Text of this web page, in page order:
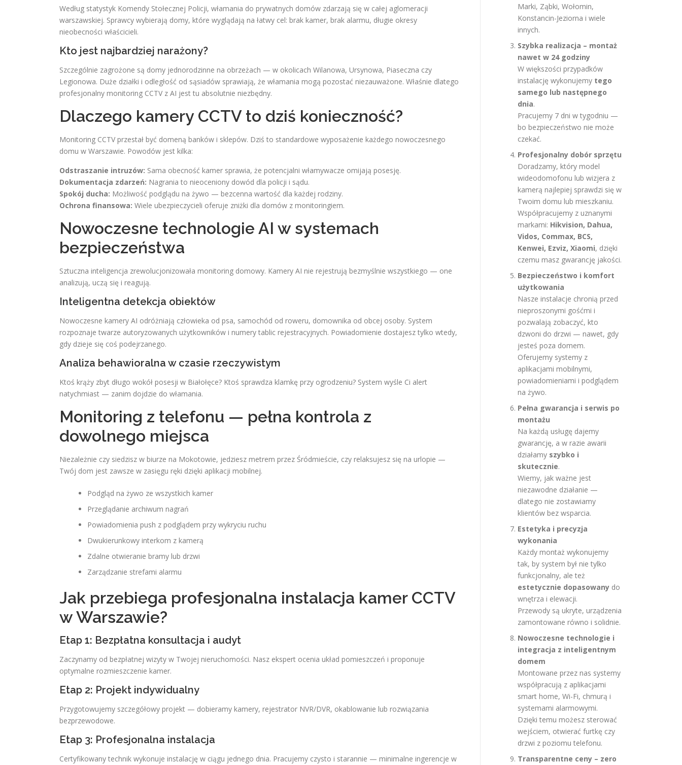
Według statystyk Komendy Stołecznej Policji, włamania do prywatnych domów zdarzają się w całej aglomeracji
warszawskiej. Sprawcy wybierają domy, które wyglądają na łatwy cel: brak kamer, brak alarmu, długie okresy
nieobecności właścicieli.
Kto jest najbardziej narażony?
Szczególnie zagrożone są domy jednorodzinne na obrzeżach — w okolicach Wilanowa, Ursynowa, Piaseczna czy
Legionowa. Duże działki i odległość od sąsiadów sprawiają, że włamania mogą pozostać niezauważone. Właśnie dlatego
profesjonalny monitoring CCTV z AI jest tu absolutnie niezbędny.
Dlaczego kamery CCTV to dziś konieczność?
Monitoring CCTV przestał być domeną banków i sklepów. Dziś to standardowe wyposażenie każdego nowoczesnego
domu w Warszawie. Powodów jest kilka:
Odstraszanie intruzów: Sama obecność kamer sprawia, że potencjalni włamywacze omijają posesję.
Dokumentacja zdarzeń: Nagrania to nieoceniony dowód dla policji i sądu.
Spokój ducha: Możliwość podglądu na żywo — bezcenna wartość dla każdej rodziny.
Ochrona finansowa: Wiele ubezpieczycieli oferuje zniżki dla domów z monitoringiem.
Nowoczesne technologie AI w systemach
bezpieczeństwa
Sztuczna inteligencja zrewolucjonizowała monitoring domowy. Kamery AI nie rejestrują bezmyślnie wszystkiego — one
analizują, uczą się i reagują.
Inteligentna detekcja obiektów
Nowoczesne kamery AI odróżniają człowieka od psa, samochód od roweru, domownika od obcej osoby. System
rozpoznaje twarze autoryzowanych użytkowników i numery tablic rejestracyjnych. Powiadomienie dostajesz tylko wtedy,
gdy dzieje się coś podejrzanego.
Analiza behawioralna w czasie rzeczywistym
Ktoś krąży zbyt długo wokół posesji w Białołęce? Ktoś sprawdza klamkę przy ogrodzeniu? System wyśle Ci alert
natychmiast — zanim dojdzie do włamania.
Monitoring z telefonu — pełna kontrola z
dowolnego miejsca
Niezależnie czy siedzisz w biurze na Mokotowie, jedziesz metrem przez Śródmieście, czy relaksujesz się na urlopie —
Twój dom jest zawsze w zasięgu ręki dzięki aplikacji mobilnej.
Podgląd na żywo ze wszystkich kamer
Przeglądanie archiwum nagrań
Powiadomienia push z podglądem przy wykryciu ruchu
Dwukierunkowy interkom z kamerą
Zdalne otwieranie bramy lub drzwi
Zarządzanie strefami alarmu
Jak przebiega profesjonalna instalacja kamer CCTV
w Warszawie?
Etap 1: Bezpłatna konsultacja i audyt
Zaczynamy od bezpłatnej wizyty w Twojej nieruchomości. Nasz ekspert ocenia układ pomieszczeń i proponuje
optymalne rozmieszczenie kamer.
Etap 2: Projekt indywidualny
Przygotowujemy szczegółowy projekt — dobieramy kamery, rejestrator NVR/DVR, okablowanie lub rozwiązania
bezprzewodowe.
Etap 3: Profesjonalna instalacja
Certyfikowany technik wykonuje instalację w ciągu jednego dnia. Pracujemy czysto i starannie — minimalne ingerencje w
Marki, Ząbki, Wołomin,
Konstancin-Jeziorna i wiele
innych.
Szybka realizacja – montaż
nawet w 24 godziny
W większości przypadków
instalację wykonujemy tego
samego lub następnego
dnia.
Pracujemy 7 dni w tygodniu —
bo bezpieczeństwo nie może
czekać.
Profesjonalny dobór sprzętu
Doradzamy, który model
wideodomofonu lub wizjera z
kamerą najlepiej sprawdzi się w
Twoim domu lub mieszkaniu.
Współpracujemy z uznanymi
markami: Hikvision, Dahua,
Vidos, Commax, BCS,
Kenwei, Ezviz, Xiaomi, dzięki
czemu masz gwarancję jakości.
Bezpieczeństwo i komfort
użytkowania
Nasze instalacje chronią przed
nieproszonymi gośćmi i
pozwalają zobaczyć, kto
dzwoni do drzwi — nawet, gdy
jesteś poza domem.
Oferujemy systemy z
aplikacjami mobilnymi,
powiadomieniami i podglądem
na żywo.
Pełna gwarancja i serwis po
montażu
Na każdą usługę dajemy
gwarancję, a w razie awarii
działamy szybko i
skutecznie.
Wiemy, jak ważne jest
niezawodne działanie —
dlatego nie zostawiamy
klientów bez wsparcia.
Estetyka i precyzja
wykonania
Każdy montaż wykonujemy
tak, by system był nie tylko
funkcjonalny, ale też
estetycznie dopasowany do
wnętrza i elewacji.
Przewody są ukryte, urządzenia
zamontowane równo i solidnie.
Nowoczesne technologie i
integracja z inteligentnym
domem
Montowane przez nas systemy
współpracują z aplikacjami
smart home, Wi-Fi, chmurą i
systemami alarmowymi.
Dzięki temu możesz sterować
wejściem, otwierać furtkę czy
drzwi z poziomu telefonu.
Transparentne ceny – zero